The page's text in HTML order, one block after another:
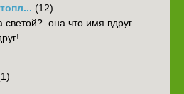
(12)
светой?. она что имя вдруг